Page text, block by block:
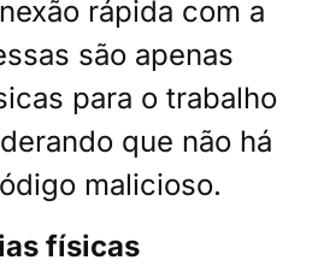
rápida com a
são apenas
para o trabalho
que não há
malicioso.
físicas